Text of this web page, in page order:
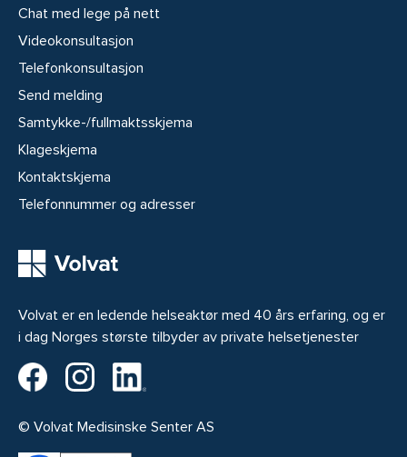
Volvat er en ledende helseaktør med 40 års erfaring, og er
i dag Norges største tilbyder av private helsetjenester
Volvat på Facebook
Volvat på Instagram
© Volvat Medisinske Senter AS
Chat med lege på nett
Videokonsultasjon
Telefonkonsultasjon
Send melding
Samtykke-/fullmaktsskjema
Klageskjema
Kontaktskjema
Telefonnummer og adresser